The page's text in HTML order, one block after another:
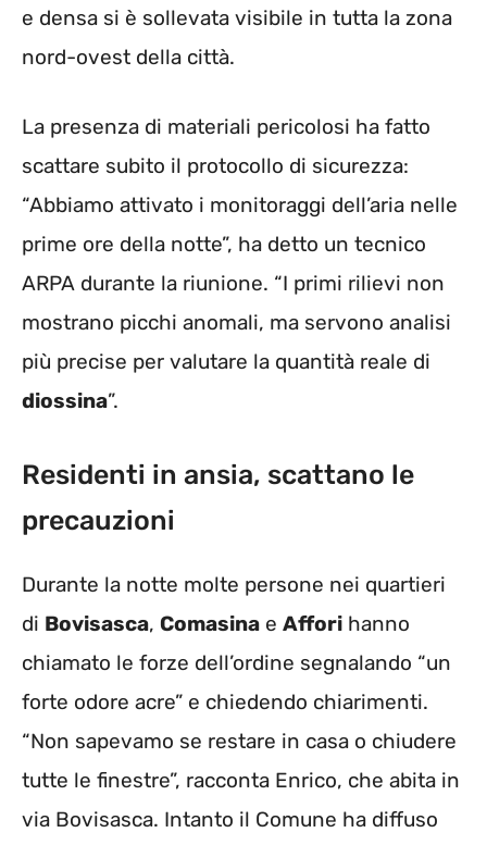
e densa si è sollevata visibile in tutta la zona
nord-ovest della città.
La presenza di materiali pericolosi ha fatto
scattare subito il protocollo di sicurezza:
“Abbiamo attivato i monitoraggi dell’aria nelle
prime ore della notte”, ha detto un tecnico
ARPA durante la riunione. “I primi rilievi non
mostrano picchi anomali, ma servono analisi
più precise per valutare la quantità reale di
diossina”.
Residenti in ansia, scattano le
precauzioni
Durante la notte molte persone nei quartieri
di Bovisasca, Comasina e Affori hanno
chiamato le forze dell’ordine segnalando “un
forte odore acre” e chiedendo chiarimenti.
“Non sapevamo se restare in casa o chiudere
tutte le finestre”, racconta Enrico, che abita in
via Bovisasca. Intanto il Comune ha diffuso